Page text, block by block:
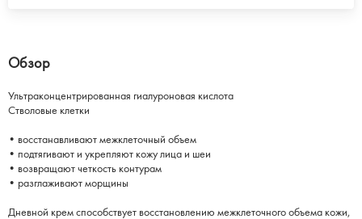
Обзор
Ультраконцентрированная гиалуроновая кислота
Стволовые клетки
• восстанавливают межклеточный объем
• подтягивают и укрепляют кожу лица и шеи
• возвращают четкость контурам
• разглаживают морщины
Дневной крем способствует восстановлению межклеточного объема кожи,